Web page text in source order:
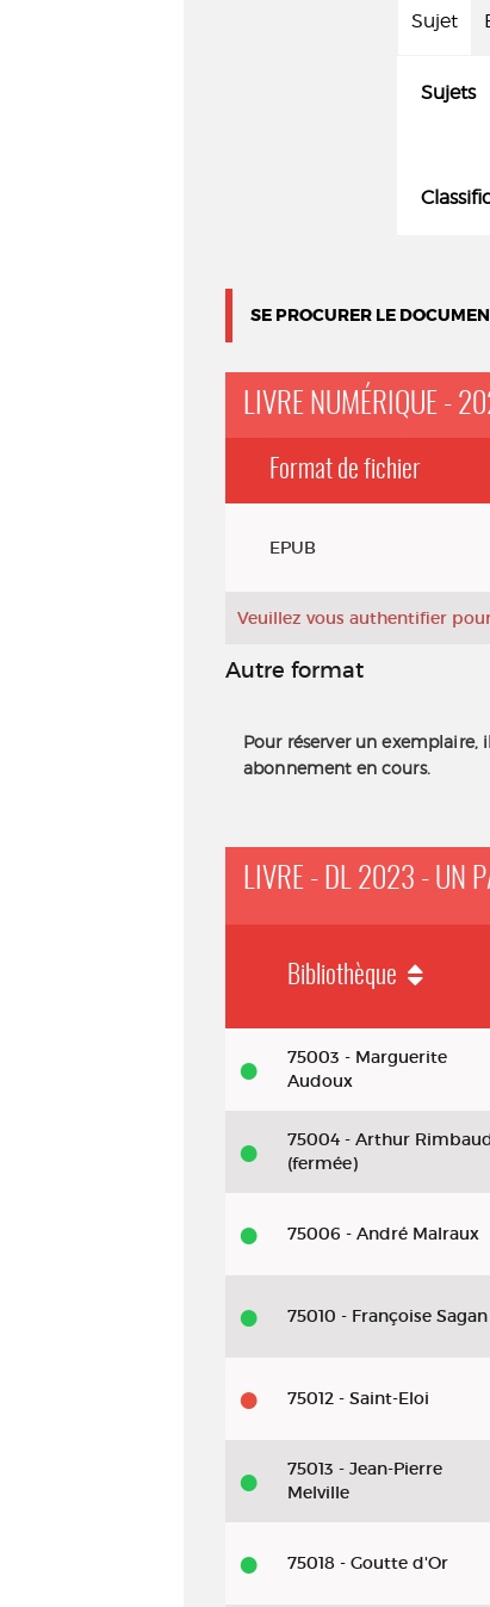
Sujet
Sujets
SE PROCURER LE
LIVRE NUMÉRIQUE -
Format de fichier
EPUB
Veuillez vous authentifier
Autre format
Pour réserver un exemplaire,
abonnement en cours.
LIVRE - DL 2023 - UN
Livre - DL 2023 - Un pacte
Bibliothèque
75003 - Marguerite
Audoux
75004 - Arthur
(fermée)
75006 - André Malraux
75010 - Françoise Sagan
75012 - Saint-Eloi
75013 - Jean-Pierre
Melville
75018 - Goutte d'Or